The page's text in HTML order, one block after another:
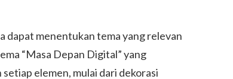
dapat menentukan tema yang relevan
“Masa Depan Digital” yang
elemen, mulai dari dekorasi